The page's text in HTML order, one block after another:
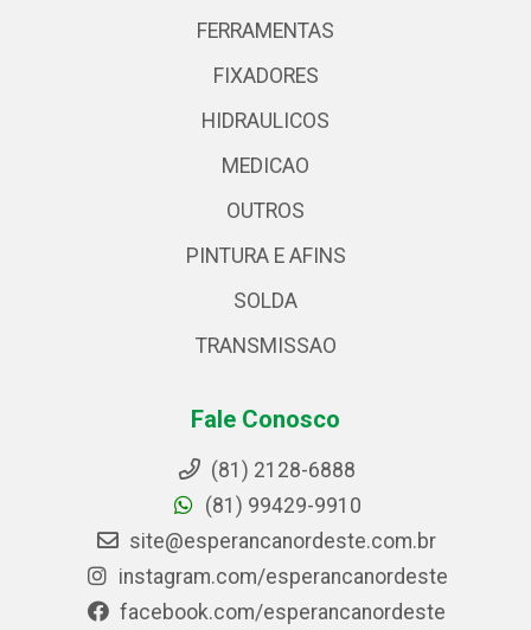
FERRAMENTAS
FIXADORES
HIDRAULICOS
MEDICAO
OUTROS
PINTURA E AFINS
SOLDA
TRANSMISSAO
Fale Conosco
(81) 2128-6888
(81) 99429-9910
site@esperancanordeste.com.br
instagram.com/esperancanordeste
facebook.com/esperancanordeste